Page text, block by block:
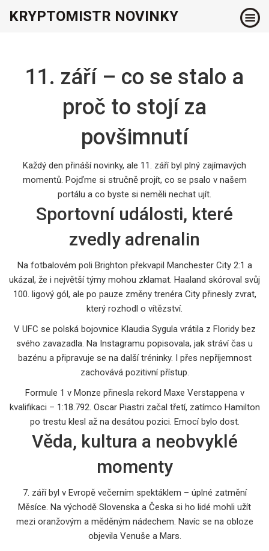
KRYPTOMISTR NOVINKY
11. září – co se stalo a
proč to stojí za
povšimnutí
Každý den přináší novinky, ale 11. září byl plný zajímavých
momentů. Pojďme si stručně projít, co se psalo v našem
portálu a co byste si neměli nechat ujít.
Sportovní události, které
zvedly adrenalin
Na fotbalovém poli Brighton překvapil Manchester City 2:1 a
ukázal, že i největší týmy mohou zklamat. Haaland skóroval svůj
100. ligový gól, ale po pauze změny trenéra City přinesly zvrat,
který rozhodl o vítězství.
V UFC se polská bojovnice Klaudia Sygula vrátila z Floridy bez
svého zavazadla. Na Instagramu popisovala, jak stráví čas u
bazénu a připravuje se na další tréninky. I přes nepříjemnost
zachovává pozitivní přístup.
Formule 1 v Monze přinesla rekord Maxe Verstappena v
kvalifikaci – 1:18.792. Oscar Piastri začal třetí, zatímco Hamilton
po trestu klesl až na desátou pozici. Emocí bylo dost.
Věda, kultura a neobvyklé
momenty
7. září byl v Evropě večerním spektáklem – úplné zatmění
Měsíce. Na východě Slovenska a Česka si ho lidé mohli užít
mezi oranžovým a měděným nádechem. Navíc se na obloze
objevila Venuše a Mars.